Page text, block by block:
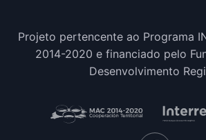
Projeto pertencente ao Programa
2014-2020 e financiado pelo
Desenvolvimento